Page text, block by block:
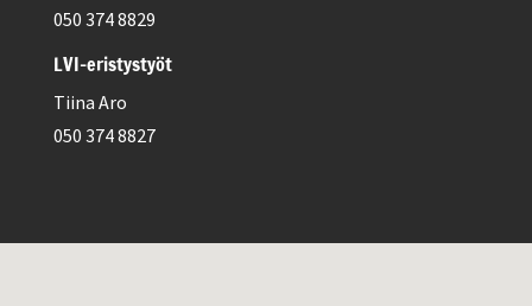
050 374 8829
LVI-eristystyöt
Tiina Aro
050 374 8827